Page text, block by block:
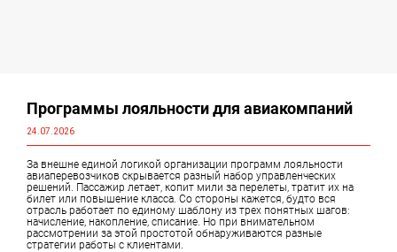
Программы лояльности для авиакомпаний
24.07.2026
За внешне единой логикой организации программ лояльности
авиаперевозчиков скрывается разный набор управленческих
решений. Пассажир летает, копит мили за перелеты, тратит их на
билет или повышение класса. Со стороны кажется, будто вся
отрасль работает по единому шаблону из трех понятных шагов:
начисление, накопление, списание. Но при внимательном
рассмотрении за этой простотой обнаруживаются разные
стратегии работы с клиентами.